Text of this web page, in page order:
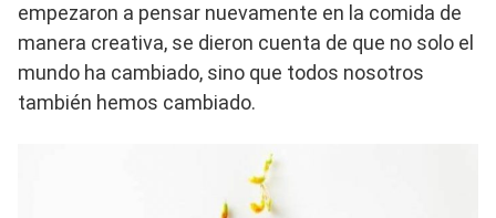
empezaron a pensar nuevamente en la comida de
manera creativa, se dieron cuenta de que no solo el
mundo ha cambiado, sino que todos nosotros
también hemos cambiado.